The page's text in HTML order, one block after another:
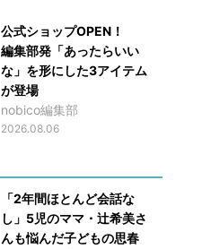
公式ショップOPEN！
編集部発「あったらいい
な」を形にした3アイテム
が登場
nobico編集部
2026.08.06
「2年間ほとんど会話な
し」5児のママ・辻希美さ
んも悩んだ子どもの思春